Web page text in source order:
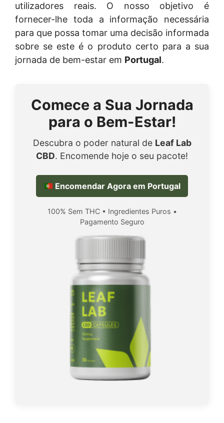
utilizadores reais. O nosso objetivo é
fornecer-lhe toda a informação necessária
para que possa tomar uma decisão informada
sobre se este é o produto certo para a sua
jornada de bem-estar em Portugal.
Comece a Sua Jornada
para o Bem-Estar!
Descubra o poder natural de Leaf Lab
CBD. Encomende hoje o seu pacote!
Encomendar Agora em Portugal
100% Sem THC • Ingredientes Puros •
Pagamento Seguro